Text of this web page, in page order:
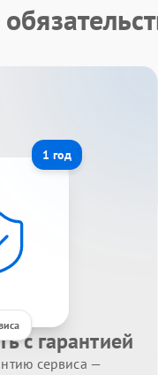
1 год
с гарантией
сервиса —